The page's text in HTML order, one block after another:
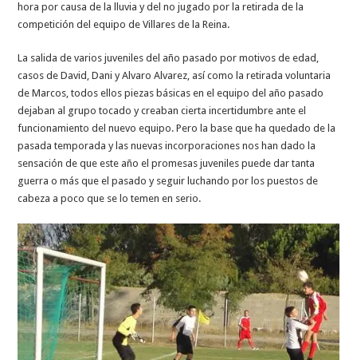
hora por causa de la lluvia y del no jugado por la retirada de la
competición del equipo de Villares de la Reina.
La salida de varios juveniles del año pasado por motivos de edad,
casos de David, Dani y Alvaro Alvarez, así como la retirada voluntaria
de Marcos, todos ellos piezas básicas en el equipo del año pasado
dejaban al grupo tocado y creaban cierta incertidumbre ante el
funcionamiento del nuevo equipo. Pero la base que ha quedado de la
pasada temporada y las nuevas incorporaciones nos han dado la
sensación de que este año el promesas juveniles puede dar tanta
guerra o más que el pasado y seguir luchando por los puestos de
cabeza a poco que se lo temen en serio.